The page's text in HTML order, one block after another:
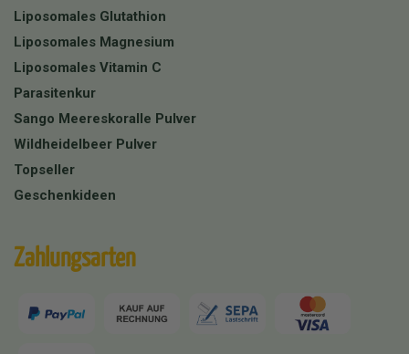
Liposomales Glutathion
Liposomales Magnesium
Liposomales Vitamin C
Parasitenkur
Sango Meereskoralle Pulver
Wildheidelbeer Pulver
Topseller
Geschenkideen
Zahlungsarten